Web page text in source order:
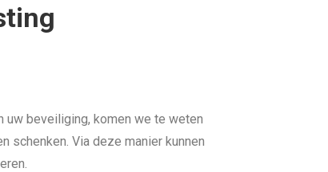
uw beveiliging, komen we te weten
schenken. Via deze manier kunnen